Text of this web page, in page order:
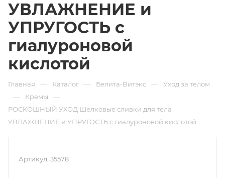
УВЛАЖНЕНИЕ и
УПРУГОСТЬ с
гиалуроновой
кислотой
Главная — Каталог — Белита-Витэкс — Уход за телом
— Кремы —
РОСКОШНЫЙ УХОД Шелковые сливки для тела
УВЛАЖНЕНИЕ и УПРУГОСТЬ с гиалуроновой кислотой
Артикул: 35578